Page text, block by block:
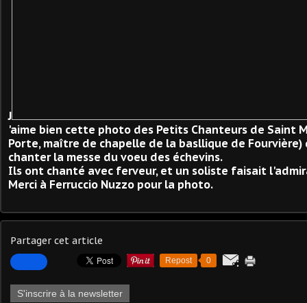
J
'aime bien cette photo des Petits Chanteurs de Saint
Porte, maître de chapelle de la basllique de Fourvière)
chanter la messe du voeu des échevins.
Ils ont chanté avec ferveur, et un soliste faisait
Merci à Ferruccio Nuzzo pour la photo.
Partager cet article
Repost 0
S'inscrire à la newsletter